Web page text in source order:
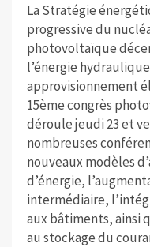
La Stratégie
progressive du
photovoltaïque
l’énergie
approvisionnement
15ème congrès
déroule jeudi 23 et
nombreuses
nouveaux modèles
d’énergie,
intermédiaire,
aux bâtiments, ainsi
au stockage du